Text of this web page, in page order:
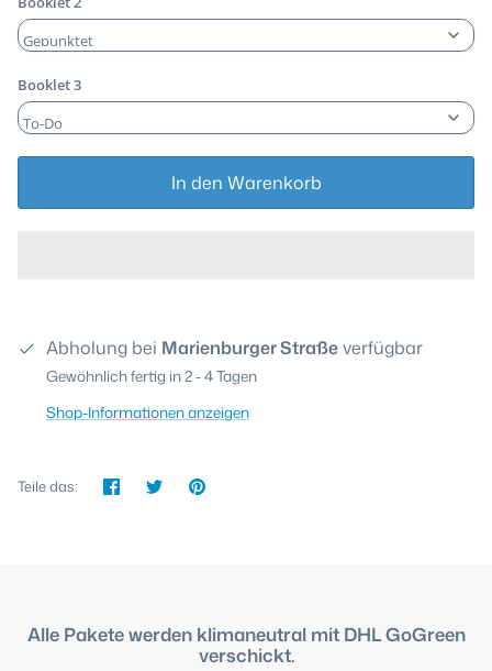
Booklet 3
In den Warenkorb
Abholung bei Marienburger Straßeverfügbar
Gewöhnlich fertig in 2 - 4 Tagen
Shop-Informationen anzeigen
Teile das: TeilenTwitternPinnen
Alle Pakete werden klimaneutral mit DHL GoGreen
verschickt.